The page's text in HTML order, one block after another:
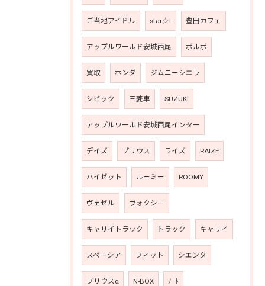
ご当地アイドル star☆t 豊田カフェ
アップルワールド安城西尾 ボルボ
買取 ホンダ ジムニーシエラ
シビック 三菱車 SUZUKI
アップルワールド安城西尾インター
デイズ プリウス ライズ RAIZE
ハイゼット ルーミー ROOMY
ヴェゼル ヴォクシー
キャリイトラック トラック キャリイ
スペーシア フィット シエンタ
プリウスα N-BOX ﾉｰﾄ